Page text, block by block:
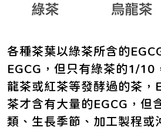
各種茶葉以綠茶所含的
EGCG，但只有綠茶的1/10
龍茶或紅茶等發酵過的茶，
茶才含有大量的EGCG，但
類、生長季節、加工製程或